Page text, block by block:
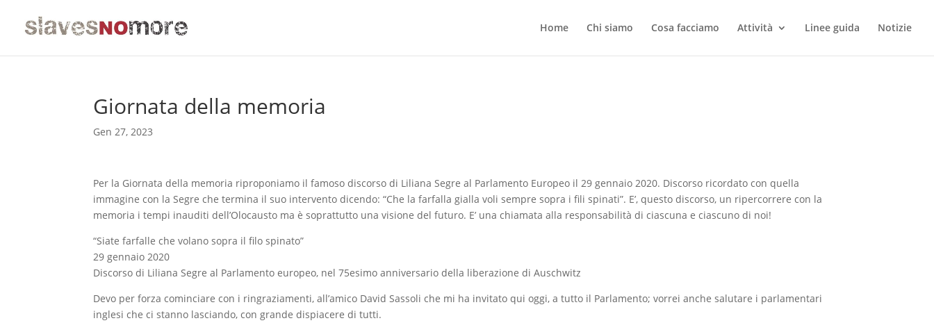
Home Chi siamo Cosa facciamo Attività Linee guida Notizie
Giornata della memoria
Gen 27, 2023
Per la Giornata della memoria riproponiamo il famoso discorso di Liliana Segre al Parlamento Europeo il 29 gennaio 2020. Discorso ricordato con quella
immagine con la Segre che termina il suo intervento dicendo: “Che la farfalla gialla voli sempre sopra i fili spinati”. E’, questo discorso, un ripercorrere con la
memoria i tempi inauditi dell’Olocausto ma è soprattutto una visione del futuro. E’ una chiamata alla responsabilità di ciascuna e ciascuno di noi!
“Siate farfalle che volano sopra il filo spinato”
29 gennaio 2020
Discorso di Liliana Segre al Parlamento europeo, nel 75esimo anniversario della liberazione di Auschwitz
Devo per forza cominciare con i ringraziamenti, all’amico David Sassoli che mi ha invitato qui oggi, a tutto il Parlamento; vorrei anche salutare i parlamentari
inglesi che ci stanno lasciando, con grande dispiacere di tutti.